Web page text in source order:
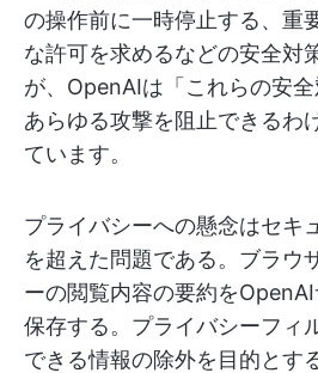
の操作前に一時停止する、重
な許可を求めるなどの安全対
が、OpenAIは「これらの安
あらゆる攻撃を阻止できるわ
ています。
プライバシーへの懸念はセキ
を超えた問題である。ブラウ
ーの閲覧内容の要約を
保存する。プライバシーフィ
できる情報の除外を目的とす